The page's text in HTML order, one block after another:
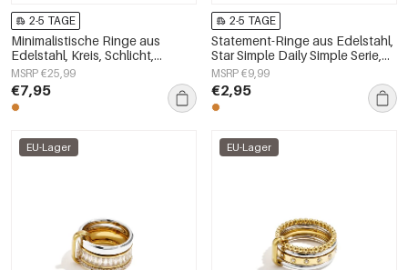
2-5 TAGE
Minimalistische Ringe aus
Edelstahl, Kreis, Schlicht,
Alltagsschmuck,
Damenschmuck
MSRP €25,99
€7,95
2-5 TAGE
Statement-Ringe aus Edelstahl,
Star Simple Daily Simple Serie,
Damenschmuck
MSRP €9,99
€2,95
EU-Lager EU-Lager